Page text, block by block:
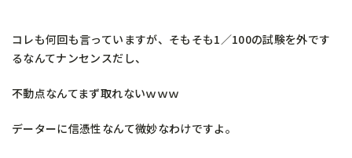
コレも何回も言っていますが、そもそも1／100の試験を外です
るなんてナンセンスだし、
不動点なんてまず取れないｗｗｗ
データーに信憑性なんて微妙なわけですよ。